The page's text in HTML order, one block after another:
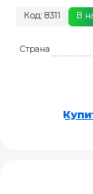
Код: 8311 В
Страна